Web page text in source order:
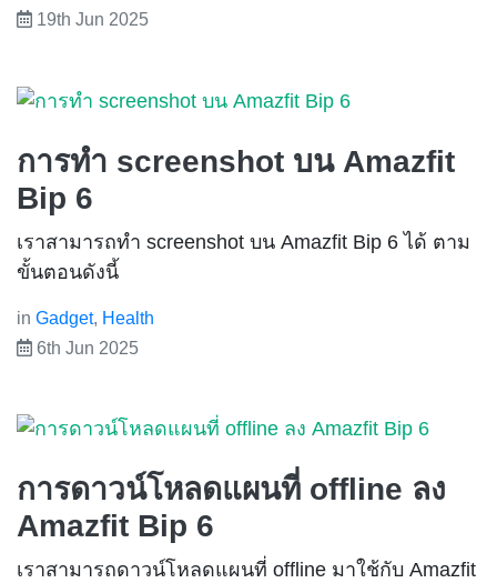
19th Jun 2025
การทำ screenshot บน Amazfit
Bip 6
เราสามารถทำ screenshot บน Amazfit Bip 6 ได้ ตาม
ขั้นตอนดังนี้
in Gadget, Health
6th Jun 2025
การดาวน์โหลดแผนที่ offline ลง
Amazfit Bip 6
เราสามารถดาวน์โหลดแผนที่ offline มาใช้กับ Amazfit